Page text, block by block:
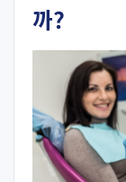
까?